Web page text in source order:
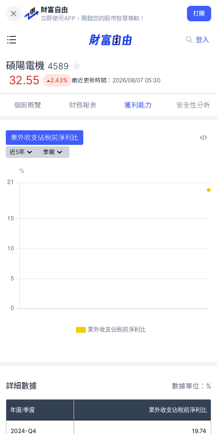
財富自由
立即使用APP，開啟您的股市智慧導航！
打開
登入
32.55
2.43%
碩陽電機 4589
32.55 2.43% 最近更新時間： 2026/08/07 05:30
個股概覽 財務報表 獲利能力 安全性分析
業外收支佔稅前淨利比
近5年 季報
業外收支佔稅前淨利比
詳細數據 數據單位：%
年度/季度 業外收支佔稅前淨利比
2024-Q4 19.74